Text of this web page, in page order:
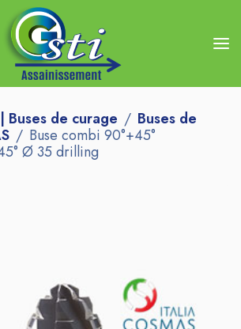
Buses de curage
Buses de
Buse combi 90°+45°
Ø 35 drilling